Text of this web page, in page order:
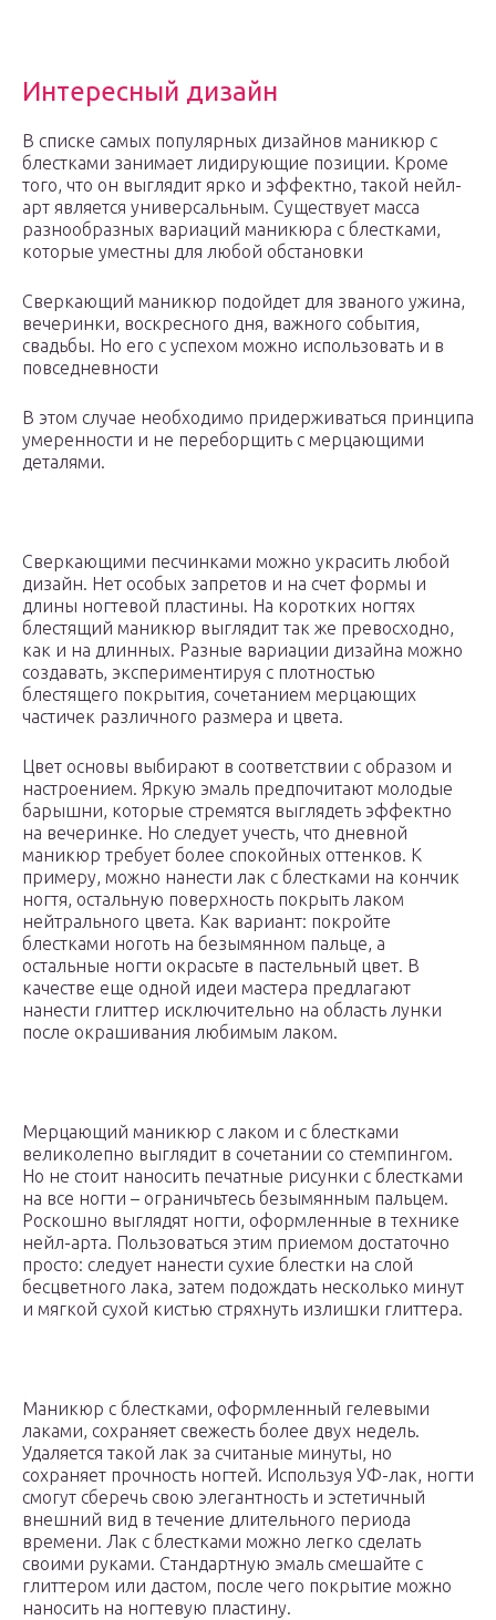
Интересный дизайн
В списке самых популярных дизайнов маникюр с
блестками занимает лидирующие позиции. Кроме
того, что он выглядит ярко и эффектно, такой нейл-
арт является универсальным. Существует масса
разнообразных вариаций маникюра с блестками,
которые уместны для любой обстановки
Сверкающий маникюр подойдет для званого ужина,
вечеринки, воскресного дня, важного события,
свадьбы. Но его с успехом можно использовать и в
повседневности
В этом случае необходимо придерживаться принципа
умеренности и не переборщить с мерцающими
деталями.
Сверкающими песчинками можно украсить любой
дизайн. Нет особых запретов и на счет формы и
длины ногтевой пластины. На коротких ногтях
блестящий маникюр выглядит так же превосходно,
как и на длинных. Разные вариации дизайна можно
создавать, экспериментируя с плотностью
блестящего покрытия, сочетанием мерцающих
частичек различного размера и цвета.
Цвет основы выбирают в соответствии с образом и
настроением. Яркую эмаль предпочитают молодые
барышни, которые стремятся выглядеть эффектно
на вечеринке. Но следует учесть, что дневной
маникюр требует более спокойных оттенков. К
примеру, можно нанести лак с блестками на кончик
ногтя, остальную поверхность покрыть лаком
нейтрального цвета. Как вариант: покройте
блестками ноготь на безымянном пальце, а
остальные ногти окрасьте в пастельный цвет. В
качестве еще одной идеи мастера предлагают
нанести глиттер исключительно на область лунки
после окрашивания любимым лаком.
Мерцающий маникюр с лаком и с блестками
великолепно выглядит в сочетании со стемпингом.
Но не стоит наносить печатные рисунки с блестками
на все ногти – ограничьтесь безымянным пальцем.
Роскошно выглядят ногти, оформленные в технике
нейл-арта. Пользоваться этим приемом достаточно
просто: следует нанести сухие блестки на слой
бесцветного лака, затем подождать несколько минут
и мягкой сухой кистью стряхнуть излишки глиттера.
Маникюр с блестками, оформленный гелевыми
лаками, сохраняет свежесть более двух недель.
Удаляется такой лак за считаные минуты, но
сохраняет прочность ногтей. Используя УФ-лак, ногти
смогут сберечь свою элегантность и эстетичный
внешний вид в течение длительного периода
времени. Лак с блестками можно легко сделать
своими руками. Стандартную эмаль смешайте с
глиттером или дастом, после чего покрытие можно
наносить на ногтевую пластину.